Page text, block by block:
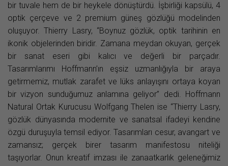
bir tuvale hem de bir heykele dönüştürdü. İşbirliği kapsülü, 4
optik çerçeve ve 2 premium güneş gözlüğü modelinden
oluşuyor. Thierry Lasry, “Boynuz gözlük, optik tarihinin en
ikonik objelerinden biridir. Zamana meydan okuyan, gerçek
bir sanat eseri gibi kalıcı ve değerli bir parçadır.
Tasarımlarımı Hoffmann’ın eşsiz uzmanlığıyla bir araya
getirmemiz, mutlak zarafet ve lüks anlayışını ortaya koyan
bir vizyon sunduğumuz anlamına geliyor” dedi. Hoffmann
Natural Ortak Kurucusu Wolfgang Thelen ise “Thierry Lasry,
gözlük dünyasında modernite ve sanatsal ifadeyi kendine
özgü duruşuyla temsil ediyor. Tasarımları cesur, avangart ve
zamansız; gerçek birer tasarım manifestosu niteliği
taşıyorlar. Onun kreatif imzası ile zanaatkarlık geleneğimiz